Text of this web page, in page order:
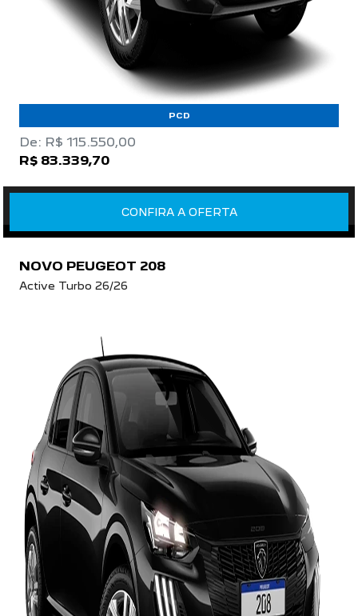
PCD
De: R$ 115.550,00
R$ 83.339,70
CONFIRA A OFERTA
NOVO PEUGEOT 208
Active Turbo 26/26